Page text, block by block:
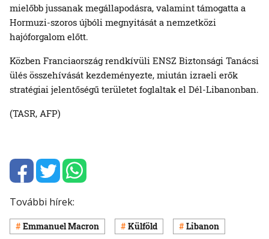
mielőbb jussanak megállapodásra, valamint támogatta a
Hormuzi-szoros újbóli megnyitását a nemzetközi
hajóforgalom előtt.
Közben Franciaország rendkívüli ENSZ Biztonsági Tanácsi
ülés összehívását kezdeményezte, miután izraeli erők
stratégiai jelentőségű területet foglaltak el Dél-Libanonban.
(TASR, AFP)
További hírek:
Emmanuel Macron Külföld Libanon